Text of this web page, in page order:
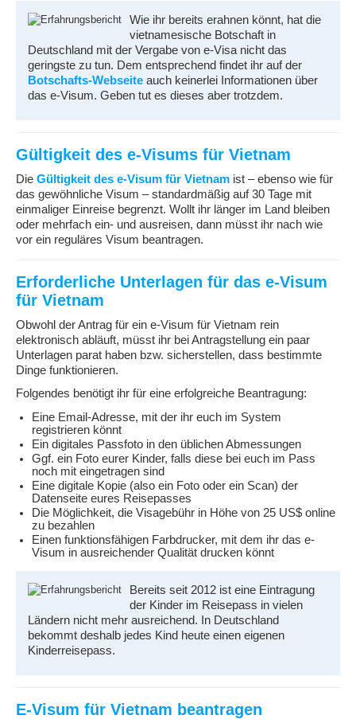
Wie ihr bereits erahnen könnt, hat die
vietnamesische Botschaft in
Deutschland mit der Vergabe von e-Visa nicht das
geringste zu tun. Dem entsprechend findet ihr auf der
Botschafts-Webseite auch keinerlei Informationen über
das e-Visum. Geben tut es dieses aber trotzdem.
Gültigkeit des e-Visums für Vietnam
Die Gültigkeit des e-Visum für Vietnam ist – ebenso wie für
das gewöhnliche Visum – standardmäßig auf 30 Tage mit
einmaliger Einreise begrenzt. Wollt ihr länger im Land bleiben
oder mehrfach ein- und ausreisen, dann müsst ihr nach wie
vor ein reguläres Visum beantragen.
Erforderliche Unterlagen für das e-Visum
für Vietnam
Obwohl der Antrag für ein e-Visum für Vietnam rein
elektronisch abläuft, müsst ihr bei Antragstellung ein paar
Unterlagen parat haben bzw. sicherstellen, dass bestimmte
Dinge funktionieren.
Folgendes benötigt ihr für eine erfolgreiche Beantragung:
Eine Email-Adresse, mit der ihr euch im System
registrieren könnt
Ein digitales Passfoto in den üblichen Abmessungen
Ggf. ein Foto eurer Kinder, falls diese bei euch im Pass
noch mit eingetragen sind
Eine digitale Kopie (also ein Foto oder ein Scan) der
Datenseite eures Reisepasses
Die Möglichkeit, die Visagebühr in Höhe von 25 US$ online
zu bezahlen
Einen funktionsfähigen Farbdrucker, mit dem ihr das e-
Visum in ausreichender Qualität drucken könnt
Bereits seit 2012 ist eine Eintragung
der Kinder im Reisepass in vielen
Ländern nicht mehr ausreichend. In Deutschland
bekommt deshalb jedes Kind heute einen eigenen
Kinderreisepass.
E-Visum für Vietnam beantragen